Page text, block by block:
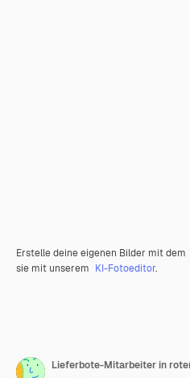
Erstelle deine eigenen Bilder mit dem
sie mit unserem KI-Fotoeditor.